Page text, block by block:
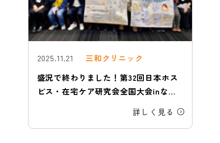
2025.11.21
三和クリニック
盛況で終わりました！第32回日本ホス
ピス・在宅ケア研究会全国大会inなに
詳しく見る